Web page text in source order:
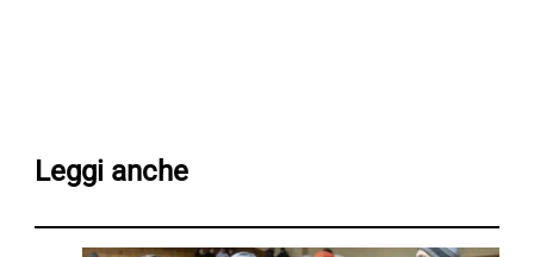
Leggi anche